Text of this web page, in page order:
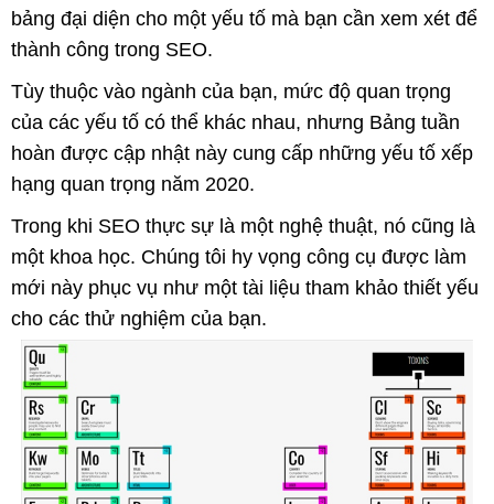
bảng đại diện cho một yếu tố mà bạn cần xem xét để
thành công trong SEO.
Tùy thuộc vào ngành của bạn, mức độ quan trọng
của các yếu tố có thể khác nhau, nhưng Bảng tuần
hoàn được cập nhật này cung cấp những yếu tố xếp
hạng quan trọng năm 2020.
Trong khi SEO thực sự là một nghệ thuật, nó cũng là
một khoa học. Chúng tôi hy vọng công cụ được làm
mới này phục vụ như một tài liệu tham khảo thiết yếu
cho các thử nghiệm của bạn.